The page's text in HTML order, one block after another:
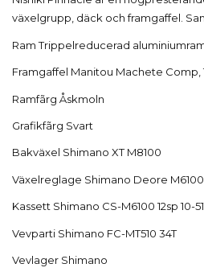
växelgrupp, däck och framgaffel.
Ram Trippelreducerad
Framgaffel Manitou Machete Comp,
Ramfãrg Åskmoln
Grafikfãrg Svart
Bakväxel Shimano XT M8100
Växelreglage Shimano Deore M6100
Kassett Shimano CS-M6100 12sp 10-
Vevparti Shimano FC-MT510 34T
Vevlager Shimano